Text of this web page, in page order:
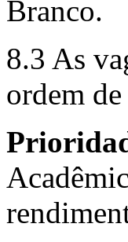
Branco.
8.3 As
ordem